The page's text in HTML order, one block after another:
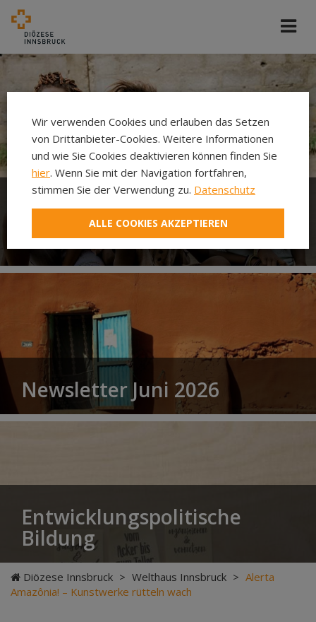
Welthaus der Diözese
Innsbruck
Newsletter Juni 2026
Entwicklungspolitische
Bildung
Diözese Innsbruck > Welthaus Innsbruck > Alerta
Amazônia! – Kunstwerke rütteln wach
Wir verwenden Cookies und erlauben das Setzen
von Drittanbieter-Cookies. Weitere Informationen
und wie Sie Cookies deaktivieren können finden Sie
hier. Wenn Sie mit der Navigation fortfahren,
stimmen Sie der Verwendung zu. Datenschutz
ALLE COOKIES AKZEPTIEREN